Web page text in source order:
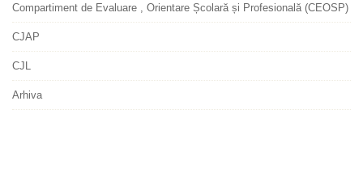
Compartiment de Evaluare , Orientare Școlară și Profesională (CEOSP)
CJAP
CJL
Arhiva